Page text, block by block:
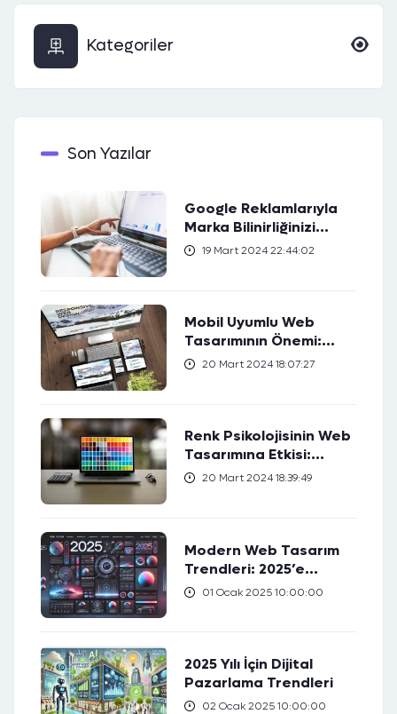
Kategoriler
Son Yazılar
Google Reklamlarıyla
Marka Bilinirliğinizi
Artırın
19 Mart 2024 22:44:02
Mobil Uyumlu Web
Tasarımının Önemi:
Kullanıcı Deneyimini
20 Mart 2024 18:07:27
Renk Psikolojisinin Web
Tasarımına Etkisi:
Hedef Kitlenizi Nasıl
20 Mart 2024 18:39:49
Modern Web Tasarım
Trendleri: 2025’e
Hazırlık
01 Ocak 2025 10:00:00
2025 Yılı İçin Dijital
Pazarlama Trendleri
02 Ocak 2025 10:00:00